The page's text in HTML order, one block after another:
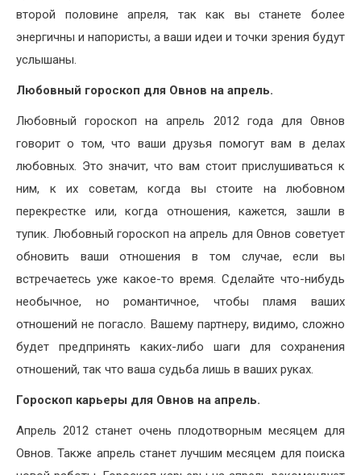
второй половине апреля, так как вы станете более
энергичны и напористы, а ваши идеи и точки зрения будут
услышаны.
Любовный гороскоп для Овнов на апрель.
Любовный гороскоп на апрель 2012 года для Овнов
говорит о том, что ваши друзья помогут вам в делах
любовных. Это значит, что вам стоит прислушиваться к
ним, к их советам, когда вы стоите на любовном
перекрестке или, когда отношения, кажется, зашли в
тупик. Любовный гороскоп на апрель для Овнов советует
обновить ваши отношения в том случае, если вы
встречаетесь уже какое-то время. Сделайте что-нибудь
необычное, но романтичное, чтобы пламя ваших
отношений не погасло. Вашему партнеру, видимо, сложно
будет предпринять каких-либо шаги для сохранения
отношений, так что ваша судьба лишь в ваших руках.
Гороскоп карьеры для Овнов на апрель.
Апрель 2012 станет очень плодотворным месяцем для
Овнов. Также апрель станет лучшим месяцем для поиска